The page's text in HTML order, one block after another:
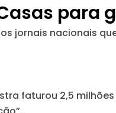
para
jornais nacionais
faturou 2,5 milhões